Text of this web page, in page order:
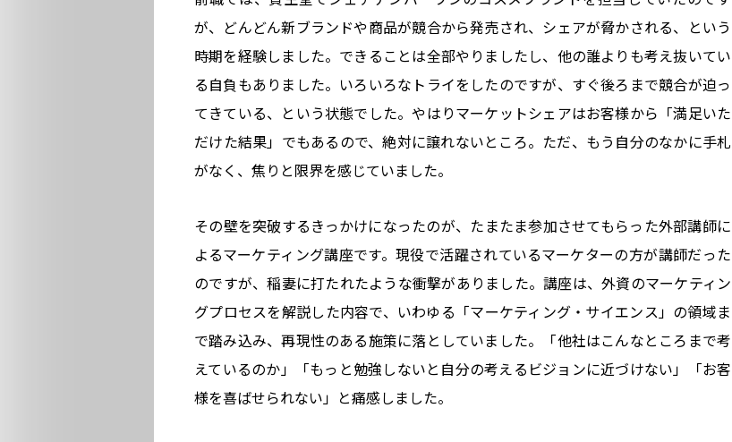
が、どんどん新ブランドや商品が競合から発売され、シェアが脅かされる、という
時期を経験しました。できることは全部やりましたし、他の誰よりも考え抜いてい
る自負もありました。いろいろなトライをしたのですが、すぐ後ろまで競合が迫っ
てきている、という状態でした。やはりマーケットシェアはお客様から「満足いた
だけた結果」でもあるので、絶対に譲れないところ。ただ、もう自分のなかに手札
がなく、焦りと限界を感じていました。
その壁を突破するきっかけになったのが、たまたま参加させてもらった外部講師に
よるマーケティング講座です。現役で活躍されているマーケターの方が講師だった
のですが、稲妻に打たれたような衝撃がありました。講座は、外資のマーケティン
グプロセスを解説した内容で、いわゆる「マーケティング・サイエンス」の領域ま
で踏み込み、再現性のある施策に落としていました。「他社はこんなところまで考
えているのか」「もっと勉強しないと自分の考えるビジョンに近づけない」「お客
様を喜ばせられない」と痛感しました。